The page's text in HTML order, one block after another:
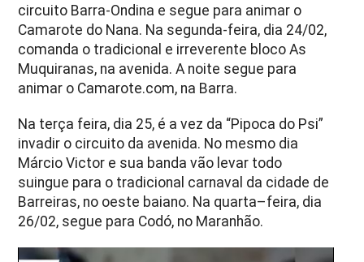
circuito Barra-Ondina e segue para animar o
Camarote do Nana. Na segunda-feira, dia 24/02,
comanda o tradicional e irreverente bloco As
Muquiranas, na avenida. A noite segue para
animar o Camarote.com, na Barra.
Na terça feira, dia 25, é a vez da “Pipoca do Psi”
invadir o circuito da avenida. No mesmo dia
Márcio Victor e sua banda vão levar todo
suingue para o tradicional carnaval da cidade de
Barreiras, no oeste baiano. Na quarta–feira, dia
26/02, segue para Codó, no Maranhão.